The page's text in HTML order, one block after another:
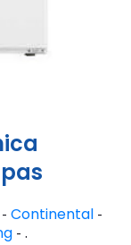
- Continental -
- .